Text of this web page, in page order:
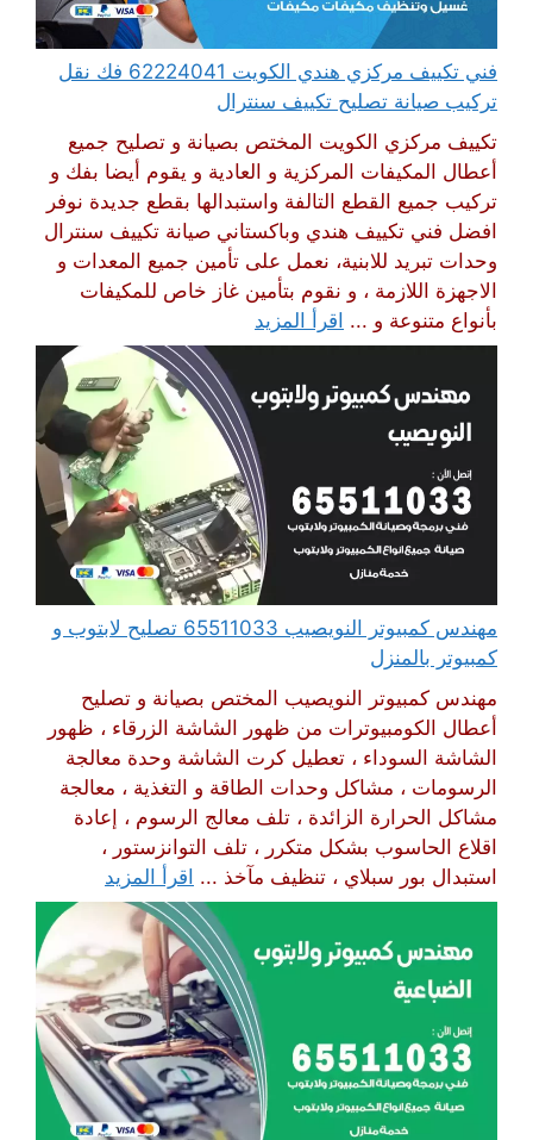
فني تكييف مركزي هندي الكويت 62224041 فك نقل
تركيب صيانة تصليح تكييف سنترال
تكييف مركزي الكويت المختص بصيانة و تصليح جميع
أعطال المكيفات المركزية و العادية و يقوم أيضا بفك و
تركيب جميع القطع التالفة واستبدالها بقطع جديدة نوفر
افضل فني تكييف هندي وباكستاني صيانة تكييف سنترال
وحدات تبريد للابنية، نعمل على تأمين جميع المعدات و
الاجهزة اللازمة ، و نقوم بتأمين غاز خاص للمكيفات
بأنواع متنوعة و ... اقرأ المزيد
مهندس كمبيوتر النويصيب 65511033 تصليح لابتوب و
كمبيوتر بالمنزل
مهندس كمبيوتر النويصيب المختص بصيانة و تصليح
أعطال الكومبيوترات من ظهور الشاشة الزرقاء ، ظهور
الشاشة السوداء ، تعطيل كرت الشاشة وحدة معالجة
الرسومات ، مشاكل وحدات الطاقة و التغذية ، معالجة
مشاكل الحرارة الزائدة ، تلف معالج الرسوم ، إعادة
اقلاع الحاسوب بشكل متكرر ، تلف التوانزستور ،
استبدال بور سبلاي ، تنظيف مآخذ ... اقرأ المزيد